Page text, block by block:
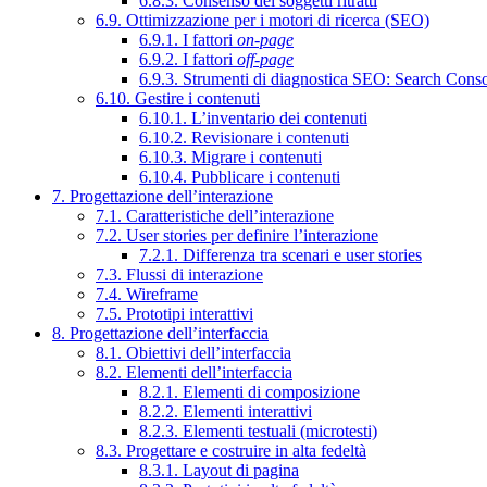
6.9. Ottimizzazione per i motori di ricerca (SEO)
6.9.1. I fattori on-page
6.9.2. I fattori off-page
6.9.3. Strumenti di diagnostica SEO: Search
6.10. Gestire i contenuti
6.10.1. L’inventario dei contenuti
6.10.2. Revisionare i contenuti
6.10.3. Migrare i contenuti
6.10.4. Pubblicare i contenuti
7. Progettazione dell’interazione
7.1. Caratteristiche dell’interazione
7.2. User stories per definire l’interazione
7.2.1. Differenza tra scenari e user stories
7.3. Flussi di interazione
7.4. Wireframe
7.5. Prototipi interattivi
8. Progettazione dell’interfaccia
8.1. Obiettivi dell’interfaccia
8.2. Elementi dell’interfaccia
8.2.1. Elementi di composizione
8.2.2. Elementi interattivi
8.2.3. Elementi testuali (microtesti)
8.3. Progettare e costruire in alta fedeltà
8.3.1. Layout di pagina